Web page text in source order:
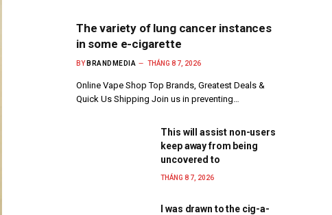
The variety of lung cancer instances
in some e-cigarette
BY BRANDMEDIA THÁNG 8 7, 2026
Online Vape Shop Top Brands, Greatest Deals &
Quick Us Shipping Join us in preventing…
This will assist non-users
keep away from being
uncovered to
THÁNG 8 7, 2026
I was drawn to the cig-a-